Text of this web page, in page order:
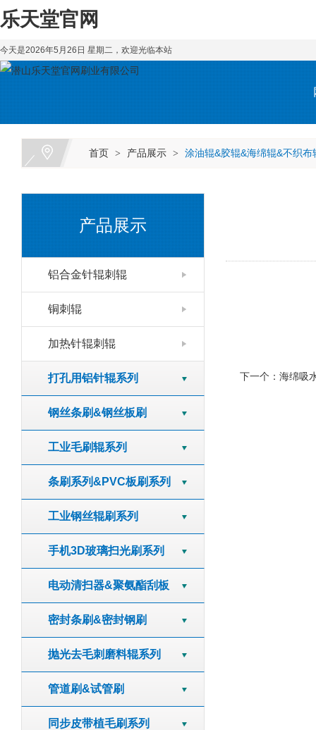
乐天堂官网
今天是2026年5月26日 星期二，欢迎光临本站
首页 > 产品展示 > 涂油辊&胶辊&海绵辊&不织布
产品展示
铝合金针辊刺辊
铜刺辊
加热针辊刺辊
打孔用铝针辊系列
钢丝条刷&钢丝板刷
工业毛刷辊系列
条刷系列&PVC板刷系列
工业钢丝辊刷系列
手机3D玻璃扫光刷系列
电动清扫器&聚氨酯刮板
密封条刷&密封钢刷
抛光去毛刺磨料辊系列
管道刷&试管刷
同步皮带植毛刷系列
下一个： 海绵吸